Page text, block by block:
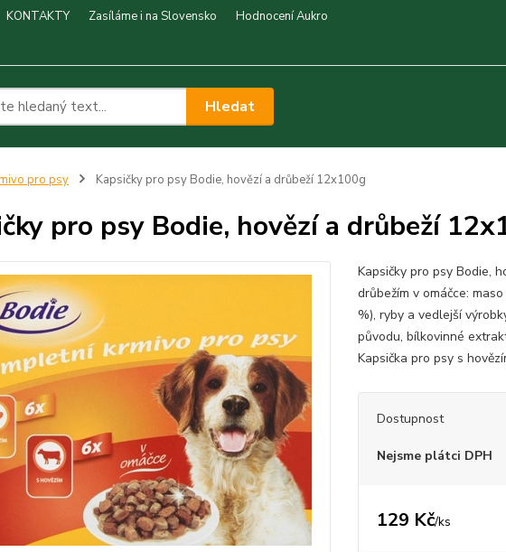
KONTAKTY Zasíláme i na Slovensko
Hodnocení Aukro
Hledat
pro psy Kapsičky pro psy Bodie, hovězí a drůbeží 12x100g
pro psy Bodie, hovězí a drůbeží
Kapsičky pro psy Bodie,
drůbežím v omáčce:
%), ryby a vedlejší
původu, bílkovinné
Kapsička pro psy s
Dostupnost
Nejsme plátci DPH
129 Kč/ks